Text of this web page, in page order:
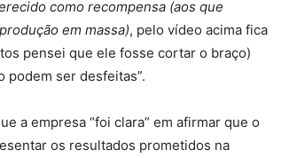
como recompensa (aos que
em massa), pelo vídeo acima fica
pensei que ele fosse cortar o braço)
podem ser desfeitas”.
a empresa “foi clara” em afirmar que o
os resultados prometidos na